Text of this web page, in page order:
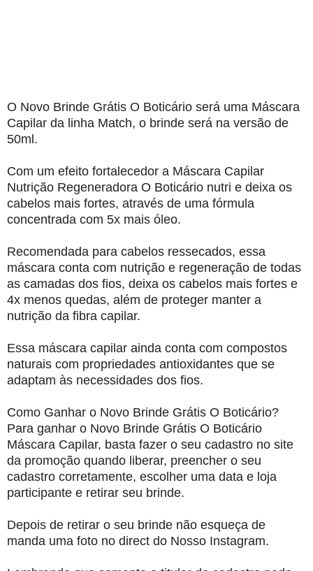
O Novo Brinde Grátis O Boticário será uma Máscara
Capilar da linha Match, o brinde será na versão de
50ml.
Com um efeito fortalecedor a Máscara Capilar
Nutrição Regeneradora O Boticário nutri e deixa os
cabelos mais fortes, através de uma fórmula
concentrada com 5x mais óleo.
Recomendada para cabelos ressecados, essa
máscara conta com nutrição e regeneração de todas
as camadas dos fios, deixa os cabelos mais fortes e
4x menos quedas, além de proteger manter a
nutrição da fibra capilar.
Essa máscara capilar ainda conta com compostos
naturais com propriedades antioxidantes que se
adaptam às necessidades dos fios.
Como Ganhar o Novo Brinde Grátis O Boticário?
Para ganhar o Novo Brinde Grátis O Boticário
Máscara Capilar, basta fazer o seu cadastro no site
da promoção quando liberar, preencher o seu
cadastro corretamente, escolher uma data e loja
participante e retirar seu brinde.
Depois de retirar o seu brinde não esqueça de
manda uma foto no direct do Nosso Instagram.